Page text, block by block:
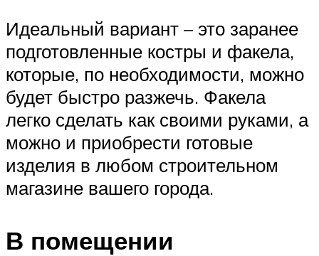
Идеальный вариант – это заранее
подготовленные костры и факела,
которые, по необходимости, можно
будет быстро разжечь. Факела
легко сделать как своими руками, а
можно и приобрести готовые
изделия в любом строительном
магазине вашего города.
В помещении